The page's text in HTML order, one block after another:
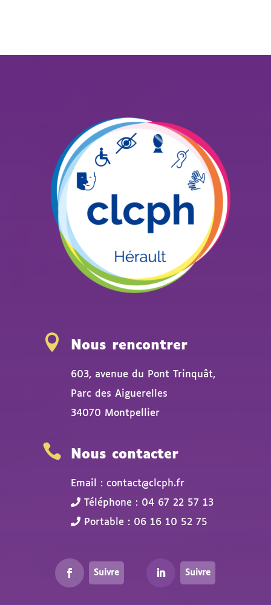
 Nous rencontrer
603, avenue du Pont Trinquât,
Parc des Aiguerelles
34070 Montpellier
 Nous contacter
Email : contact@clcph.fr
Téléphone : 04 67 22 57 13
Portable : 06 16 10 52 75
Suivre Suivre